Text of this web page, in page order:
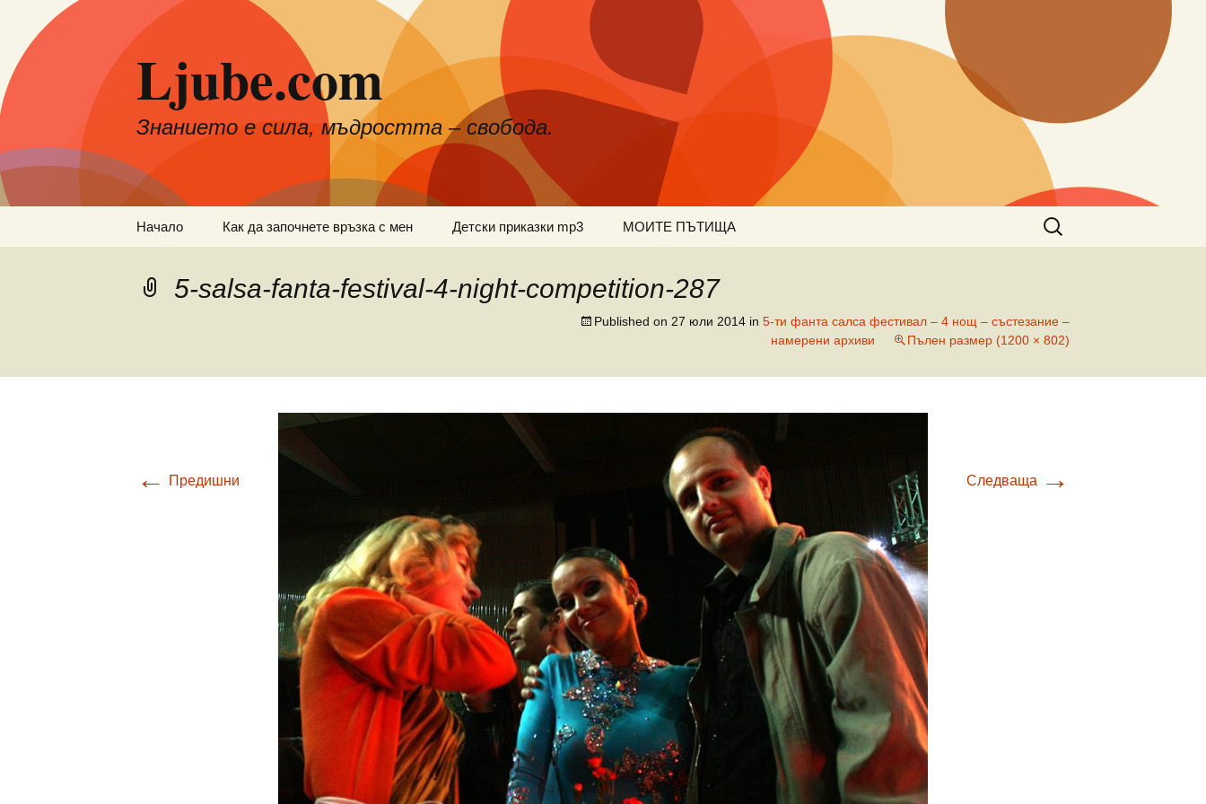
съдържанието
Ljube.com
Знанието е сила, мъдростта – свобода.
Начало Как да започнете връзка с мен Детски приказки mp3 МОИТЕ ПЪТИЩА
Търсене
за:
5-salsa-fanta-festival-4-night-competition-287
Published on 27 юли 2014 in 5-ти фанта салса фестивал – 4 нощ – състезание –
намерени архиви
Пълен размер (1200 × 802)
← Предишни Следваща →